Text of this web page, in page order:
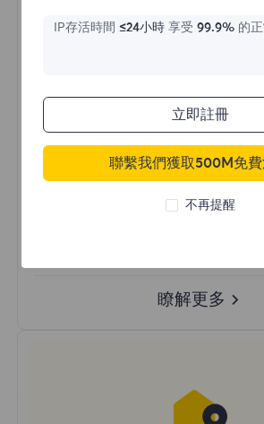
$?/天
立即購買
不限流量使用
全球超過50個地區
瞭解更多
IP存活時間 ≤24小時享受 99.9%的正
立即註冊
聯繫我們獲取500M免
不再提醒